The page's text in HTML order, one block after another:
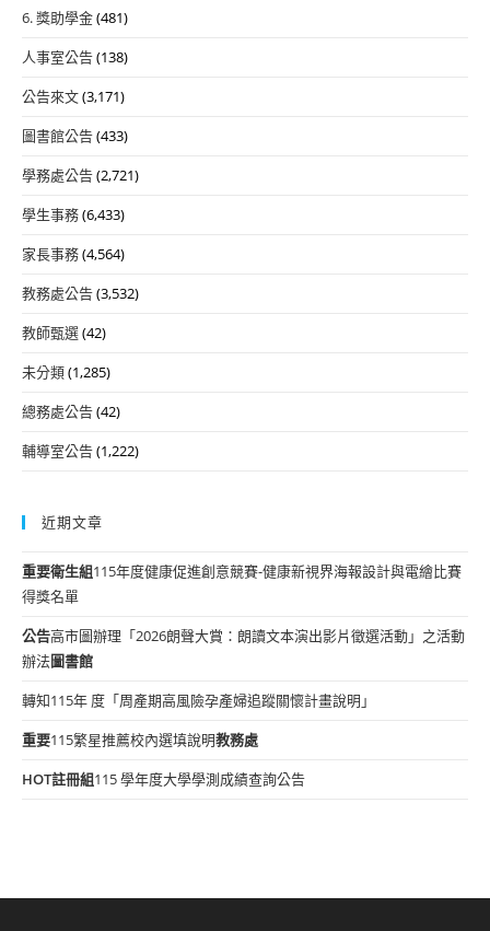
6. 獎助學金(481)
人事室公告(138)
公告來文(3,171)
圖書館公告(433)
學務處公告(2,721)
學生事務(6,433)
家長事務(4,564)
教務處公告(3,532)
教師甄選(42)
未分類(1,285)
總務處公告(42)
輔導室公告(1,222)
近期文章
重要衛生組115年度健康促進創意競賽-健康新視界海報設計與電繪比賽
得獎名單
公告高市圖辦理「2026朗聲大賞：朗讀文本演出影片徵選活動」之活動
辦法圖書館
轉知115年 度「周產期高風險孕產婦追蹤關懷計畫說明」
重要115繁星推薦校內選填說明教務處
HOT註冊組115 學年度大學學測成績查詢公告